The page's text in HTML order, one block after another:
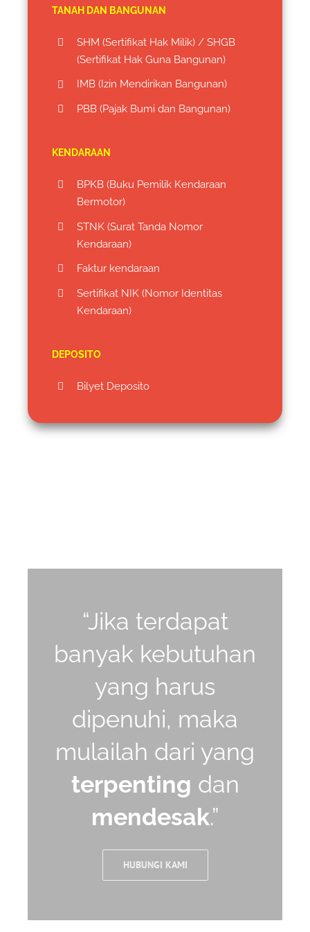
TANAH DAN BANGUNAN
SHM (Sertifikat Hak Milik) / SHGB
(Sertifikat Hak Guna Bangunan)
IMB (Izin Mendirikan Bangunan)
PBB (Pajak Bumi dan Bangunan)
KENDARAAN
BPKB (Buku Pemilik Kendaraan
Bermotor)
STNK (Surat Tanda Nomor
Kendaraan)
Faktur kendaraan
Sertifikat NIK (Nomor Identitas
Kendaraan)
DEPOSITO
Bilyet Deposito
“Jika terdapat
banyak kebutuhan
yang harus
dipenuhi, maka
mulailah dari yang
terpenting dan
mendesak.”
HUBUNGI KAMI